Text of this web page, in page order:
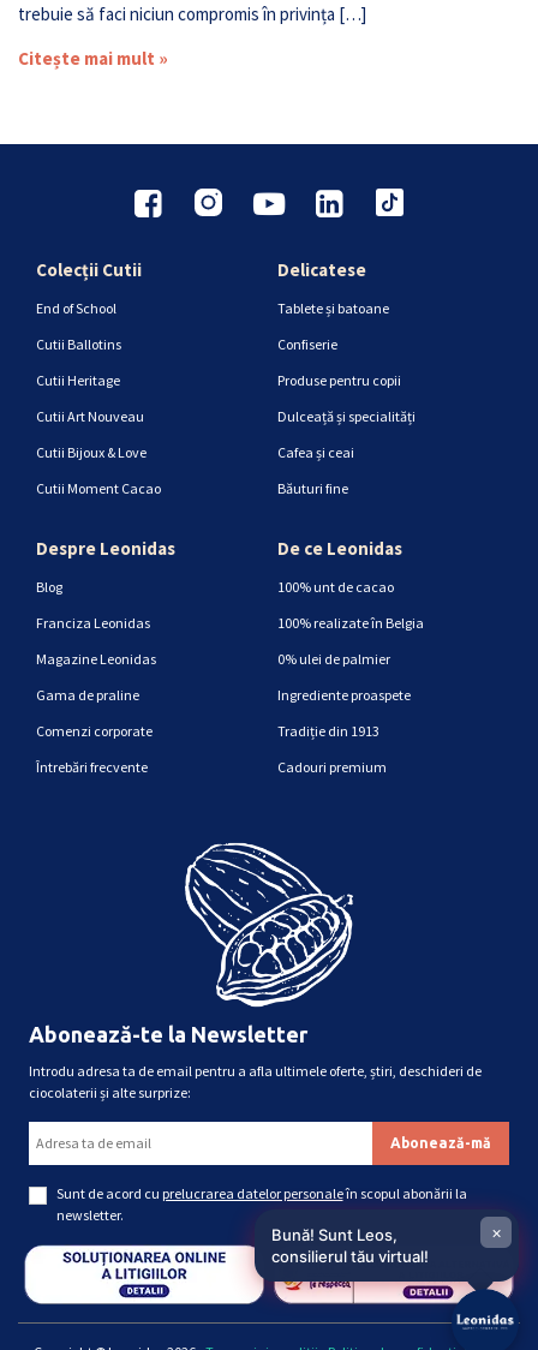
trebuie să faci niciun compromis în privința […]
Citește mai mult »
Colecții Cutii
End of School
Cutii Ballotins
Cutii Heritage
Cutii Art Nouveau
Cutii Bijoux & Love
Cutii Moment Cacao
Delicatese
Tablete și batoane
Confiserie
Produse pentru copii
Dulceață și specialități
Cafea și ceai
Băuturi fine
Despre Leonidas
Blog
Franciza Leonidas
Magazine Leonidas
Gama de praline
Comenzi corporate
Întrebări frecvente
De ce Leonidas
100% unt de cacao
100% realizate în Belgia
0% ulei de palmier
Ingrediente proaspete
Tradiție din 1913
Cadouri premium
Abonează-te la Newsletter
Introdu adresa ta de email pentru a afla ultimele oferte, știri, deschideri de
ciocolaterii și alte surprize:
Sunt de acord cu prelucrarea datelor personaleîn scopul abonării la
newsletter.
Bună! Sunt Leos,
consilierul tău virtual!
×